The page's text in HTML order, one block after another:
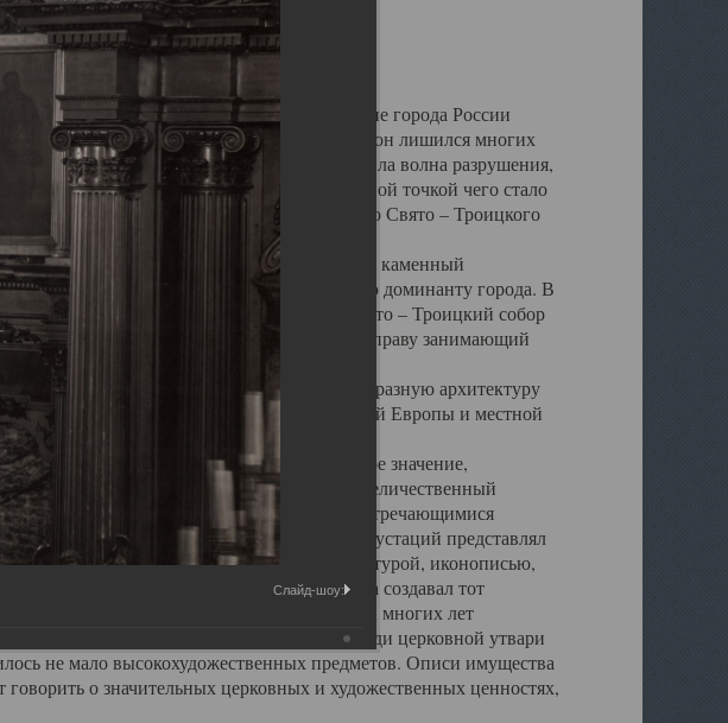
в большей мере, чем другие губернские города России
разрушений, в результате которых он лишился многих
всего по старому Архангельску ударила волна разрушения,
особую силу в конце 20 –х годов. Отправной точкой чего стало
губернии - ансамбля кафедрального Свято – Троицкого
Архангельска, величественный каменный
в зрительную и градостроительную доминанту города. В
на Севере. Вплоть до разрушения Свято – Троицкий собор
из городских строений Архангельска, по праву занимающий
картине Архангельска.
России воплотил в себе яркую и своеобразную архитектуру
архитектурными течениями России, Западной Европы и местной
вполне оправдывали его кафедральное значение,
культовых построек города. Обширный и величественный
стиля, с единственными нигде не встречающимися
множеством резных, символических инкрустаций представлял
В совокупности же с живописью, скульптурой, иконописью,
утвари интерьер Троицкого храма создавал тот
убранства собора, на протяжении многих лет
В соборной ризнице, библиотеке, среди церковной утвари
не мало высокохудожественных предметов. Описи имущества
о значительных церковных и художественных ценностях,
Слайд-шоу: